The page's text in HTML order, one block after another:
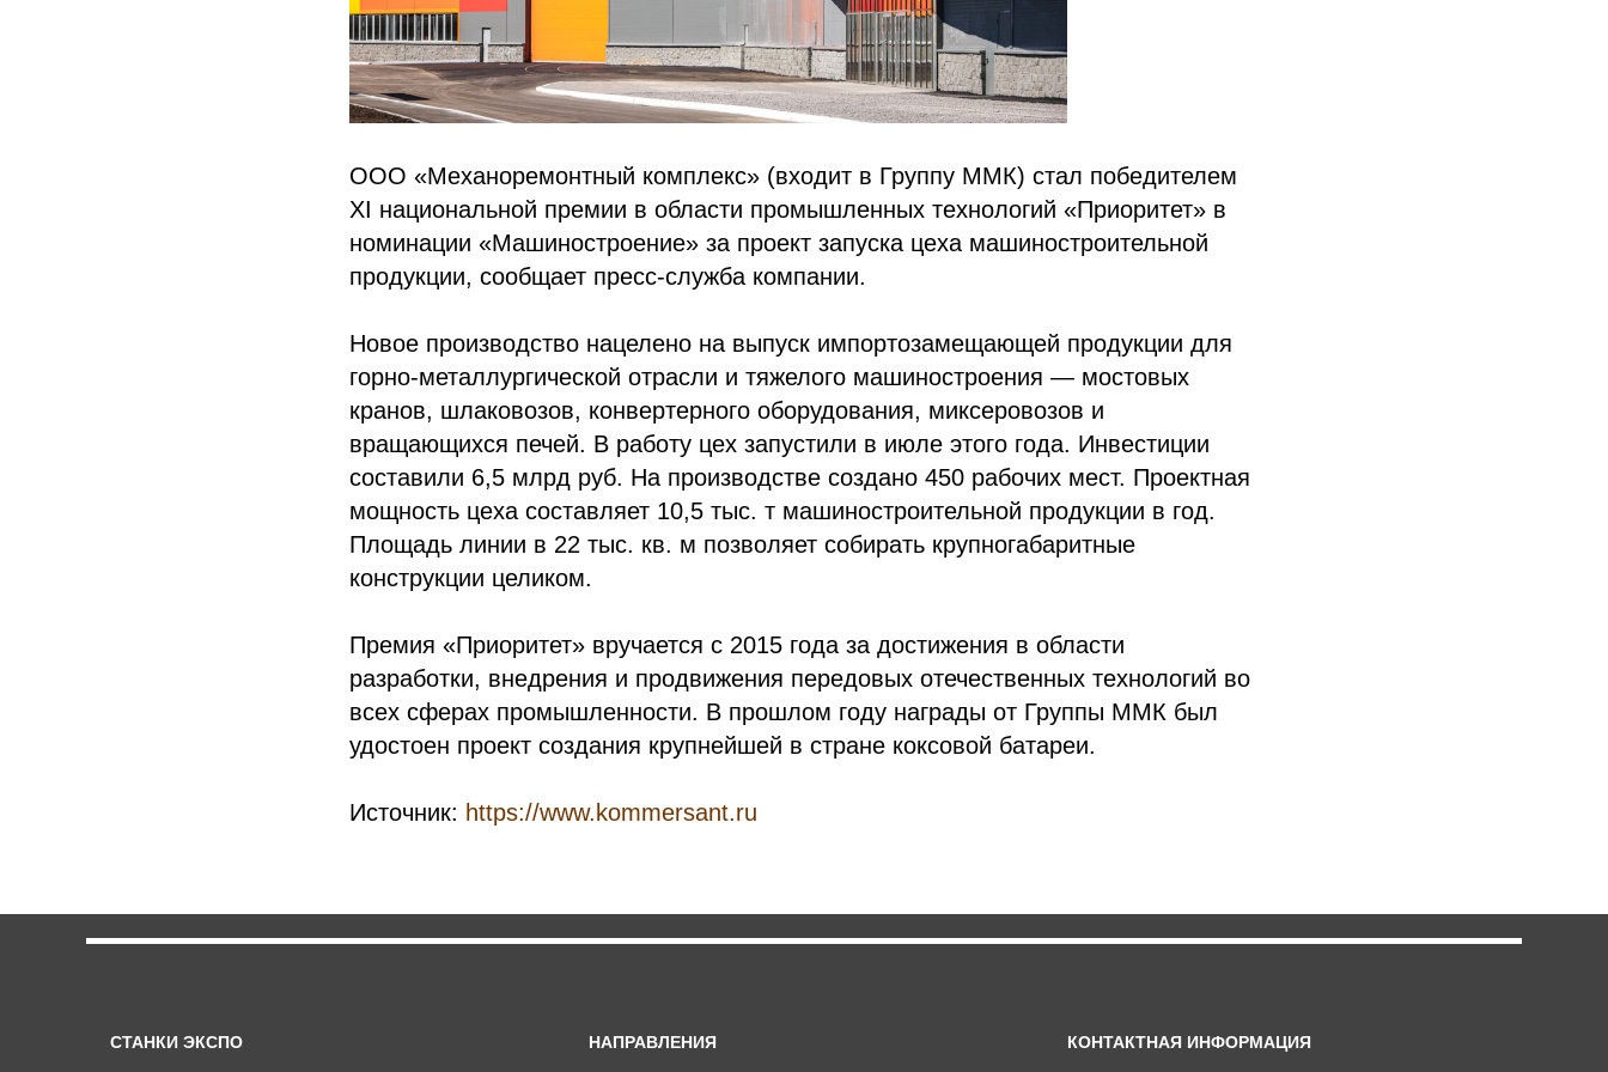
ООО «Механоремонтный комплекс» (входит в Группу ММК) стал победителем
XI национальной премии в области промышленных технологий «Приоритет» в
номинации «Машиностроение» за проект запуска цеха машиностроительной
продукции, сообщает пресс-служба компании.
Новое производство нацелено на выпуск импортозамещающей продукции для
горно-металлургической отрасли и тяжелого машиностроения — мостовых
кранов, шлаковозов, конвертерного оборудования, миксеровозов и
вращающихся печей. В работу цех запустили в июле этого года. Инвестиции
составили 6,5 млрд руб. На производстве создано 450 рабочих мест. Проектная
мощность цеха составляет 10,5 тыс. т машиностроительной продукции в год.
Площадь линии в 22 тыс. кв. м позволяет собирать крупногабаритные
конструкции целиком.
Премия «Приоритет» вручается с 2015 года за достижения в области
разработки, внедрения и продвижения передовых отечественных технологий во
всех сферах промышленности. В прошлом году награды от Группы ММК был
удостоен проект создания крупнейшей в стране коксовой батареи.
Источник: https://www.kommersant.ru
СТАНКИ ЭКСПО НАПРАВЛЕНИЯ КОНТАКТНАЯ ИНФОРМАЦИЯ